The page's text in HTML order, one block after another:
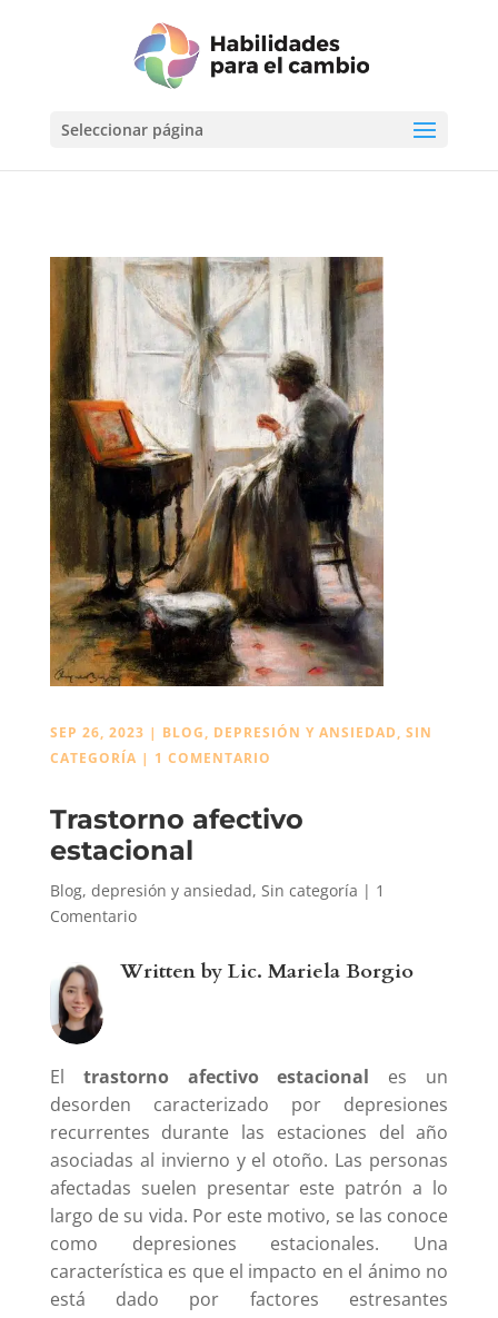
Seleccionar página
SEP 26, 2023 | BLOG, DEPRESIÓN Y ANSIEDAD, SIN
CATEGORÍA | 1 COMENTARIO
Trastorno afectivo
estacional
Blog, depresión y ansiedad, Sin categoría | 1
Comentario
Written by Lic. Mariela Borgio
El trastorno afectivo estacional es un
desorden caracterizado por depresiones
recurrentes durante las estaciones del año
asociadas al invierno y el otoño. Las personas
afectadas suelen presentar este patrón a lo
largo de su vida. Por este motivo, se las conoce
como depresiones estacionales. Una
característica es que el impacto en el ánimo no
está dado por factores estresantes